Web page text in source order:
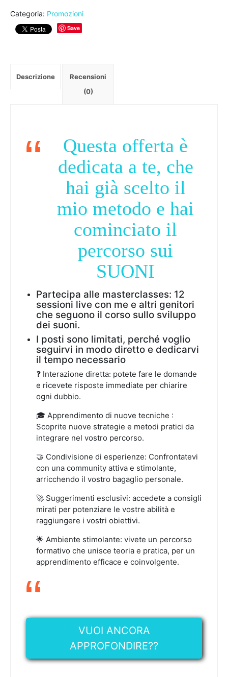
z
r
.
r
e
z
t
è
:
€
1
7
,
0
Categoria: Promozioni
Save
Descrizione
Recensioni
(0)
Questa offerta è
dedicata a te, che
hai già scelto il
mio metodo e hai
cominciato il
percorso sui
SUONI
Partecipa alle masterclasses: 12
sessioni live con me e altri genitori
che seguono il corso sullo sviluppo
dei suoni.
I posti sono limitati, perché voglio
seguirvi in modo diretto e dedicarvi
il tempo necessario
❓ Interazione diretta: potete fare le domande
e ricevete risposte immediate per chiarire
ogni dubbio.
🎓 Apprendimento di nuove tecniche :
Scoprite nuove strategie e metodi pratici da
integrare nel vostro percorso.
🤝 Condivisione di esperienze: Confrontatevi
con una community attiva e stimolante,
arricchendo il vostro bagaglio personale.
🚀 Suggerimenti esclusivi: accedete a consigli
mirati per potenziare le vostre abilità e
raggiungere i vostri obiettivi.
🌟 Ambiente stimolante: vivete un percorso
formativo che unisce teoria e pratica, per un
apprendimento efficace e coinvolgente.
VUOI ANCORA
APPROFONDIRE??